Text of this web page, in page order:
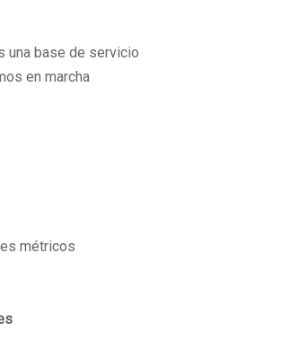
una base de servicio
en marcha
métricos